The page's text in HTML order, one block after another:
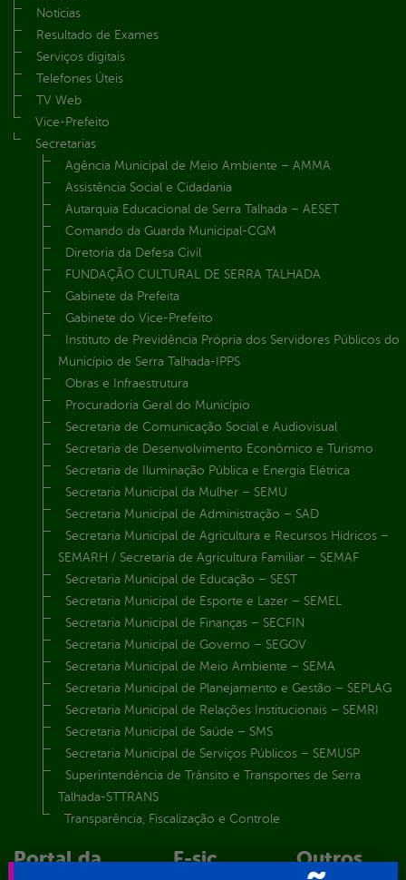
Notícias
Resultado de Exames
Serviços digitais
Telefones Úteis
TV Web
Vice-Prefeito
Secretarias
Agência Municipal de Meio Ambiente – AMMA
Assistência Social e Cidadania
Autarquia Educacional de Serra Talhada – AESET
Comando da Guarda Municipal-CGM
Diretoria da Defesa Civil
FUNDAÇÃO CULTURAL DE SERRA TALHADA
Gabinete da Prefeita
Gabinete do Vice-Prefeito
Instituto de Previdência Própria dos Servidores Públicos do
Município de Serra Talhada-IPPS
Obras e Infraestrutura
Procuradoria Geral do Município
Secretaria de Comunicação Social e Audiovisual
Secretaria de Desenvolvimento Econômico e Turismo
Secretaria de Iluminação Pública e Energia Elétrica
Secretaria Municipal da Mulher – SEMU
Secretaria Municipal de Administração – SAD
Secretaria Municipal de Agricultura e Recursos Hídricos –
SEMARH / Secretaria de Agricultura Familiar – SEMAF
Secretaria Municipal de Educação – SEST
Secretaria Municipal de Esporte e Lazer – SEMEL
Secretaria Municipal de Finanças – SECFIN
Secretaria Municipal de Governo – SEGOV
Secretaria Municipal de Meio Ambiente – SEMA
Secretaria Municipal de Planejamento e Gestão – SEPLAG
Secretaria Municipal de Relações Institucionais – SEMRI
Secretaria Municipal de Saúde – SMS
Secretaria Municipal de Serviços Públicos – SEMUSP
Superintendência de Trânsito e Transportes de Serra
Talhada-STTRANS
Transparência, Fiscalização e Controle
Portal da
E-sic
Outros